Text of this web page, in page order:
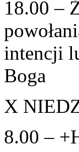
18.00 –
intencji
Boga
X
8.00 –